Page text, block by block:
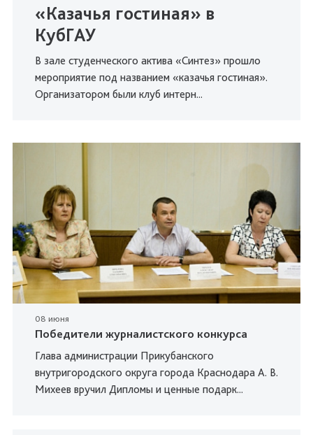
«Казачья гостиная» в
КубГАУ
В зале студенческого актива «Синтез» прошло
мероприятие под названием «казачья гостиная».
Организатором были клуб интерн...
08 июня
Победители журналистского конкурса
Глава администрации Прикубанского
внутригородского округа города Краснодара А. В.
Михеев вручил Дипломы и ценные подарк...